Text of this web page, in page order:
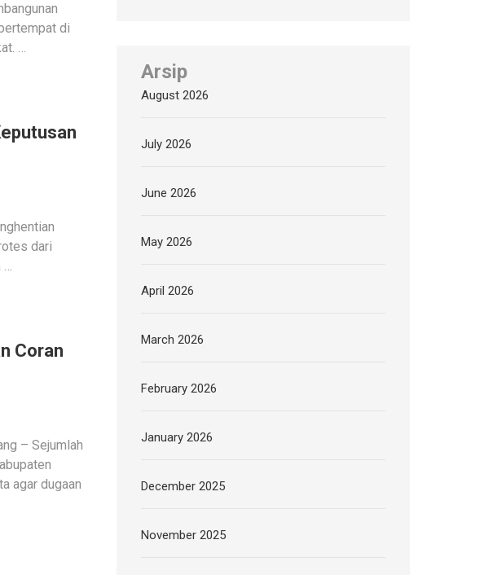
di
…
dari
…
Coran
– Sejumlah
agar dugaan
Arsip
August 2026
July 2026
June 2026
May 2026
April 2026
March 2026
February 2026
January 2026
December 2025
November 2025